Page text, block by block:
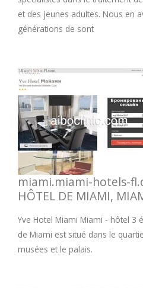
et des jeunes adultes. Nous en
générations de sont
miami.miami-hotels-
HÔTEL DE MIAMI,
Yve Hotel Miami Miami - hôtel 3
de Miami est situé dans le
musées et le palais.